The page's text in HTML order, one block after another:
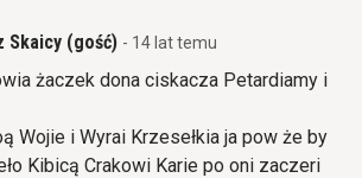
Skaicy (gość) - 14 lat temu
żaczek dona ciskacza Petardiamy i
Wojie i Wyrai Krzesełkia ja pow że by
Kibicą Crakowi Karie po oni zaczeri